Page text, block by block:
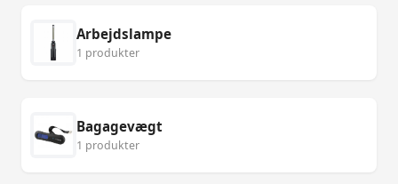
Arbejdslampe
1 produkter
Bagagevægt
1 produkter